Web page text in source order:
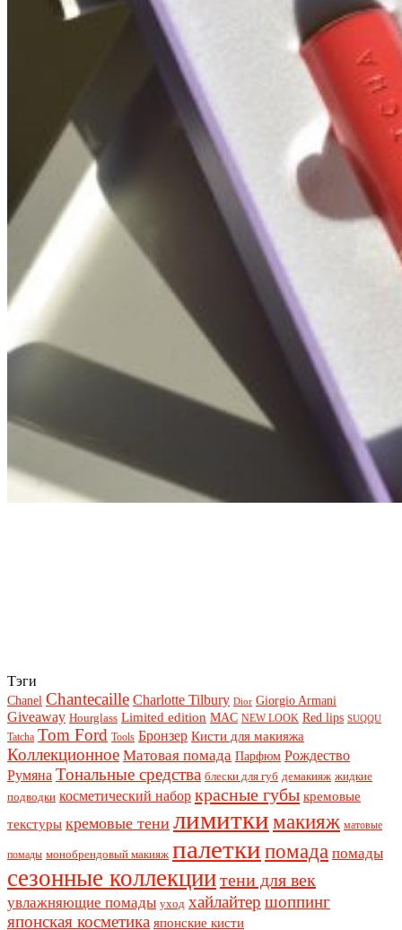
Тэги
Chanel Chantecaille Charlotte Tilbury Dior Giorgio Armani
Giveaway Hourglass Limited edition MAC NEW LOOK Red lips SUQQU
Tatcha Tom Ford Tools Бронзер Кисти для макияжа
Коллекционное Матовая помада Парфюм Рождество
Румяна Тональные средства блески для губ демакияж жидкие
подводки косметический набор красные губы кремовые
текстуры кремовые тени лимиткимакияж матовые
помады монобрендовый макияж палеткипомада помады
сезонные коллекциитени для век
увлажняющие помады уход хайлайтер шоппинг
японская косметика японские кисти